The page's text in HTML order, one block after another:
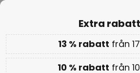
som 'Bra' på Trustpilot
Endast
01D 19T
Extra rabatt: 10 % från 1099 kr eller
på nästan allt
Extra rabatt
13 % rabatt från
10 % rabatt från